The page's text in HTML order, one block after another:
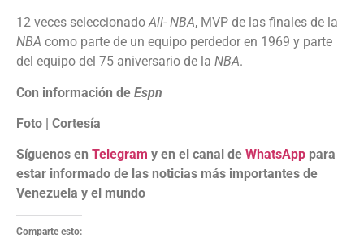
12 veces seleccionadoAll- NBA, MVP de las finales de la
NBA como parte de un equipo perdedor en 1969 y parte
del equipo del 75 aniversario de la NBA.
Con información de Espn
Foto | Cortesía
Síguenos en Telegram y en el canal de WhatsApp para
estar informado de las noticias más importantes de
Venezuela y el mundo
Comparte esto: